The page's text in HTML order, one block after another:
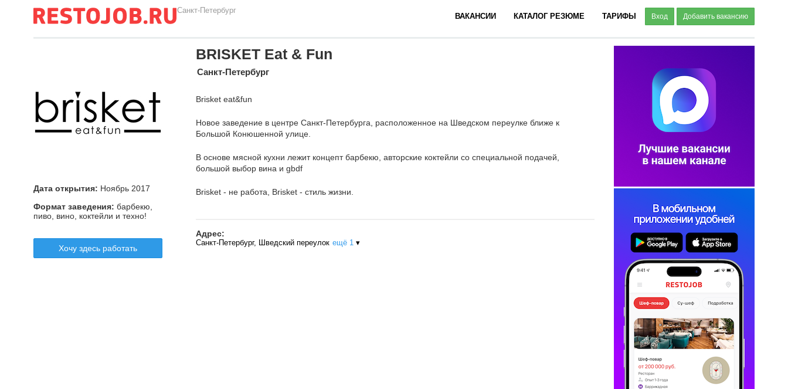
Санкт-Петербург
ВАКАНСИИ КАТАЛОГ РЕЗЮМЕ ТАРИФЫ Вход Добавить вакансию
BRISKET Eat & Fun
Санкт-Петербург
Brisket eat&fun
Новое заведение в центре Санкт-Петербурга, расположенное на Шведском переулке ближе к
Большой Конюшенной улице.
В основе мясной кухни лежит концепт барбекю, авторские коктейли со специальной подачей,
большой выбор вина и gbdf
Brisket - не работа, Brisket - стиль жизни.
Адрес:
Санкт-Петербург, Шведский переулок ещё 1 ▾
Дата открытия: Ноябрь 2017
Формат заведения: барбекю,
пиво, вино, коктейли и техно!
Хочу здесь работать